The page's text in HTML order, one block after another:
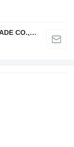
TUO PU INTERNATIONAL MACHINERY TRADE CO., LTD